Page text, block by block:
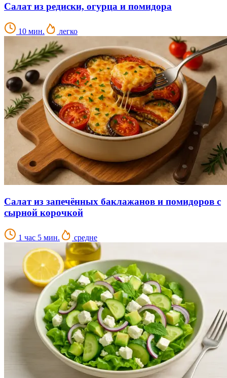
Салат из редиски, огурца и помидора
10 мин. легко
Салат из запечённых баклажанов и помидоров с
сырной корочкой
1 час 5 мин. средне